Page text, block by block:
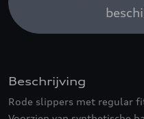
Beschrijving
Rode slippers met regular